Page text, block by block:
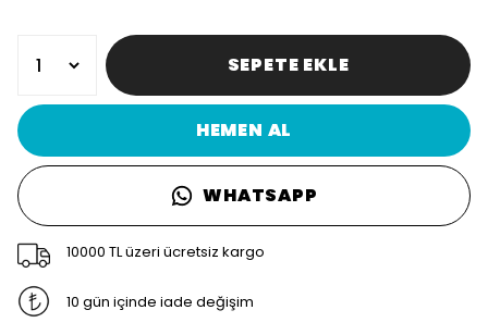
SEPETE EKLE
HEMEN AL
WHATSAPP
10000 TL üzeri ücretsiz kargo
10 gün içinde iade değişim